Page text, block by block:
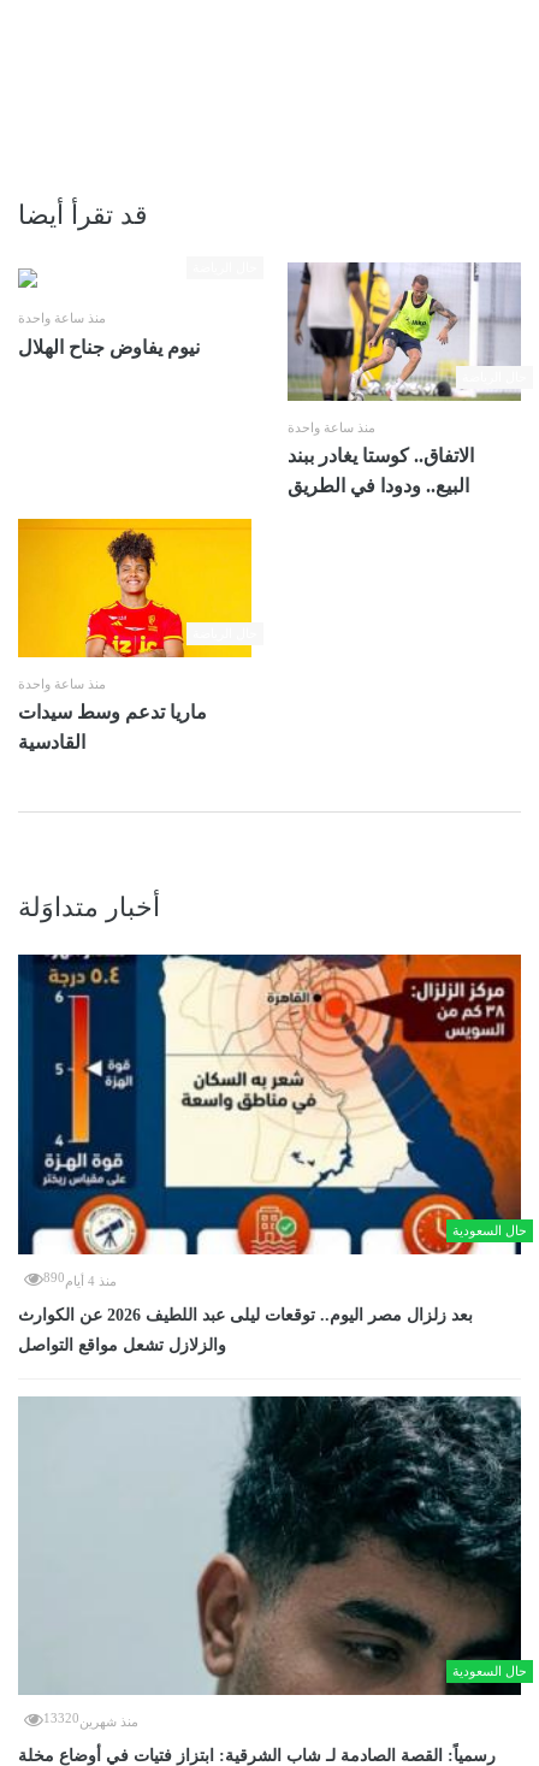
قد تقرأ أيضا
منذ ساعة واحدة
نيوم يفاوض جناح الهلال
منذ ساعة واحدة
الاتفاق.. كوستا يغادر ببند
البيع.. ودودا في الطريق
منذ ساعة واحدة
ماريا تدعم وسط سيدات
القادسية
أخبار متداوَلة
حال السعودية
منذ 4 أيام 890
بعد زلزال مصر اليوم.. توقعات ليلى عبد اللطيف 2026 عن الكوارث
والزلازل تشعل مواقع التواصل
حال السعودية
منذ شهرين13320
رسمياً: القصة الصادمة لـ شاب الشرقية: ابتزاز فتيات في أوضاع مخلة